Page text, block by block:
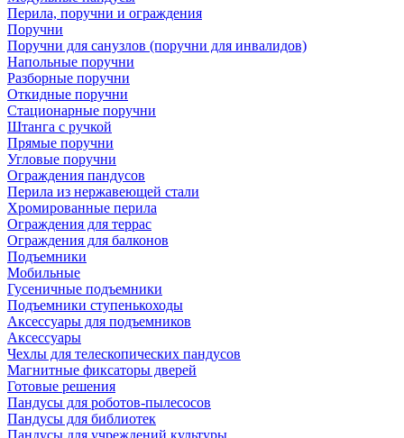
Перила, поручни и ограждения
Поручни
Поручни для санузлов (поручни для инвалидов)
Напольные поручни
Разборные поручни
Откидные поручни
Стационарные поручни
Штанга с ручкой
Прямые поручни
Угловые поручни
Ограждения пандусов
Перила из нержавеющей стали
Хромированные перила
Ограждения для террас
Ограждения для балконов
Подъемники
Мобильные
Гусеничные подъемники
Подъемники ступенькоходы
Аксессуары для подъемников
Аксессуары
Чехлы для телескопических пандусов
Магнитные фиксаторы дверей
Готовые решения
Пандусы для роботов-пылесосов
Пандусы для библиотек
Пандусы для учреждений культуры